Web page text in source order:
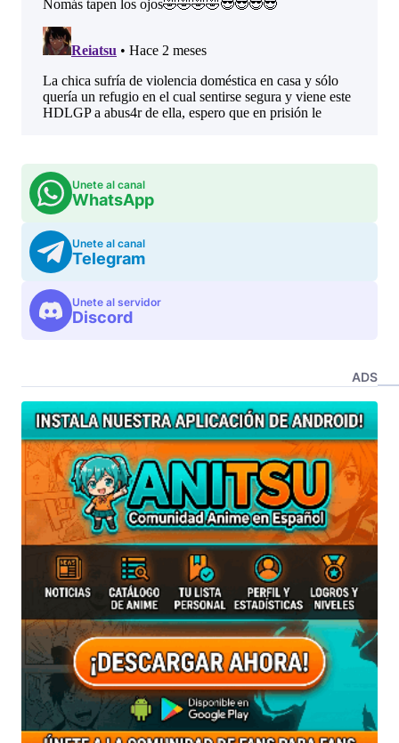
Unete al canal
WhatsApp
Unete al canal
Telegram
Unete al servidor
Discord
ADS